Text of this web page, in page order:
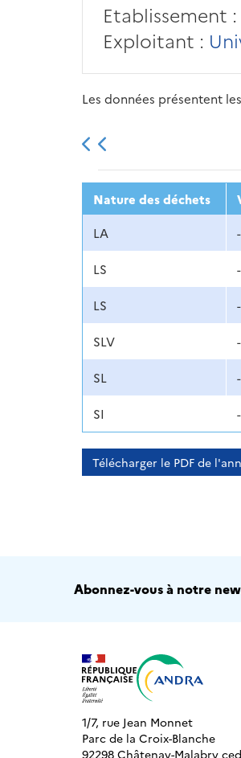
Etablissement :
Exploitant :
Les données présentent
2013
Nature des déchets
LA
-
LS -
LS -
SLV -
SL -
SI -
Télécharger le PDF de
Abonnez-vous à notre
1/7, rue Jean Monnet
Parc de la Croix-Blanche
92298 Châtenay-Malabry